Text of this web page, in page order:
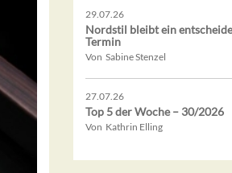
29.07.26
Nordstil bleibt ein
Termin
Von Sabine Stenzel
27.07.26
Top 5 der Woche – 30/2026
Von Kathrin Elling